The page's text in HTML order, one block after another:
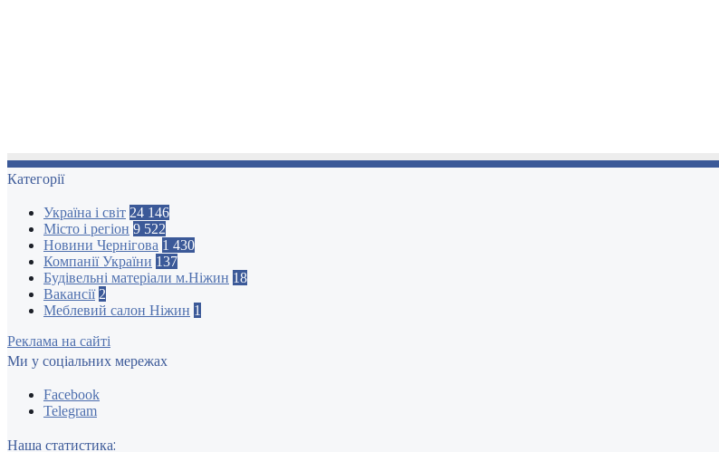
Категорії
Україна і світ 24 146
Місто і регіон 9 522
Новини Чернігова 1 430
Компанії України 137
Будівельні матеріали м.Ніжин 18
Вакансії 2
Меблевий салон Ніжин 1
Реклама на сайті
Ми у соціальних мережах
Facebook
Telegram
Наша статистика: